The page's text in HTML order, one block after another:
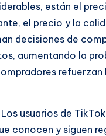
están el
el precio y la
decisiones de
aumentando la
usuarios de
conocen y siguen